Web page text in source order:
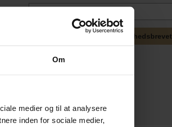
Om
medier og til at analysere
inden for sociale medier,
Tilmeld mig nyhedsbrevet